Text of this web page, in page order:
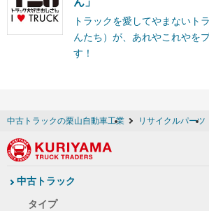
トラックを愛してやまないト
んたち）が、あれやこれやを
す！
中古トラックの栗山自動車工業 リサイクルパーツ
中古トラック
タイプ